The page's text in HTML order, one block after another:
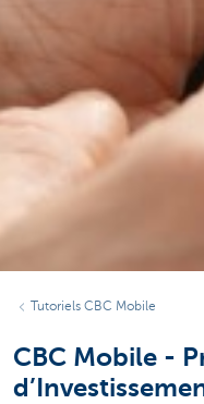
Tutoriels CBC Mobile
CBC Mobile -